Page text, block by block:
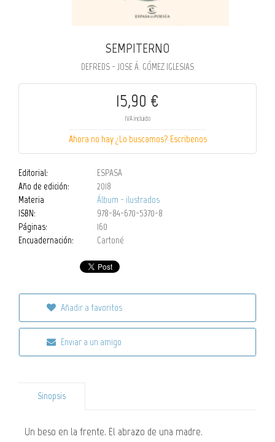
SEMPITERNO
DEFREDS - JOSE Á. GÓMEZ IGLESIAS
15,90 €
IVA incluido
Ahora no hay ¿Lo buscamos? Escribenos
Editorial:
ESPASA
Año de edición:
2018
Materia
Álbum - ilustrados
ISBN:
978-84-670-5370-8
Páginas:
160
Encuadernación:
Cartoné
Añadir a favoritos
Enviar a un amigo
Sinopsis
Un beso en la frente. El abrazo de una madre.